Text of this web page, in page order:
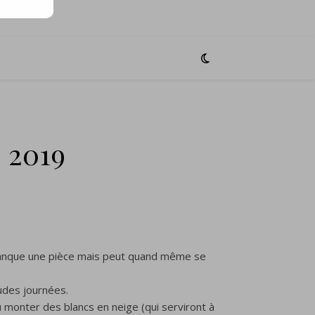
une pièce mais peut quand même se
journées.
des blancs en neige (qui serviront à